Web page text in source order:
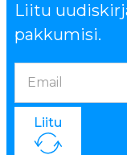
Liitu
pakkumisi.
Liitu